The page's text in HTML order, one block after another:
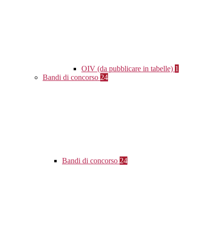
OIV (da pubblicare in tabelle) 1
Bandi di concorso 24
Bandi di concorso 24